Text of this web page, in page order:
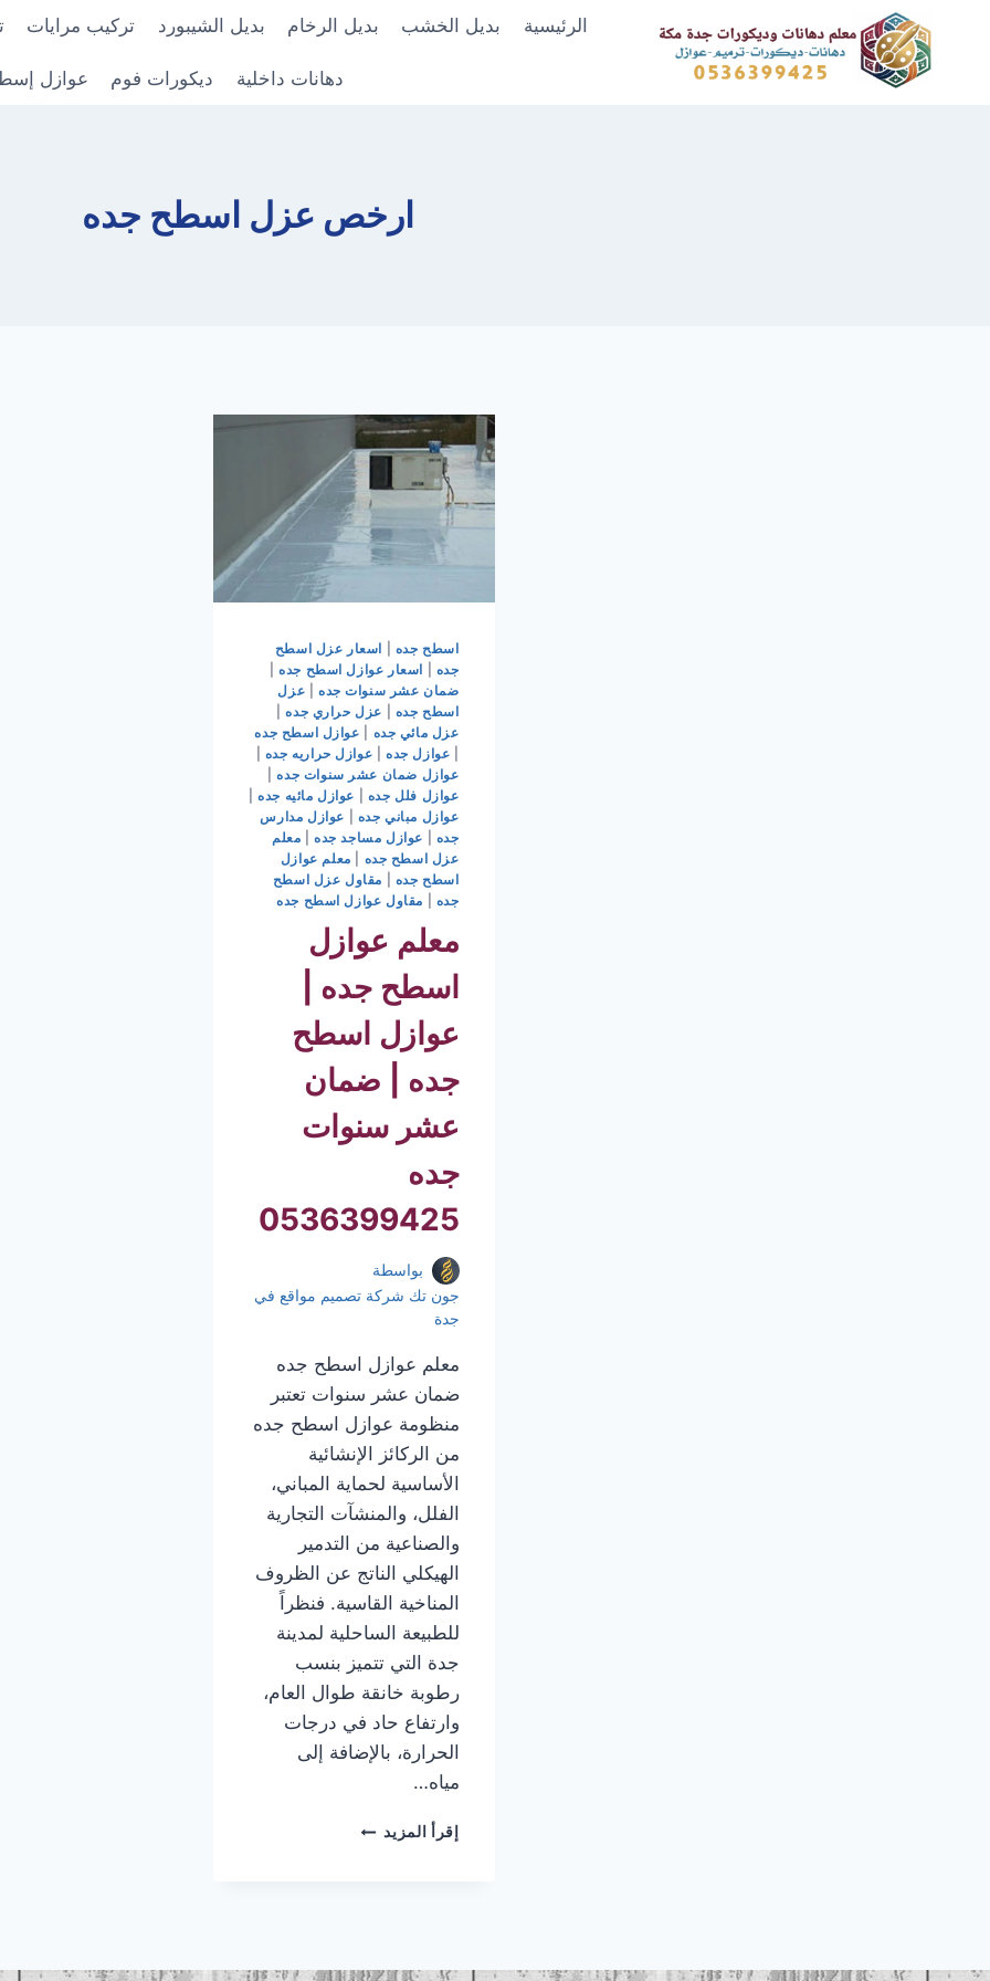
المحتوى
الرئيسية بديل الخشب بديل الرخام بديل الشيبورد تركيب مرايات
دهانات داخلية ديكورات فوم عوازل
ارخص عزل اسطح جده
اسطح جده
اسعار عزل اسطح
جده
اسعار عوازل اسطح جده|
ضمان عشر سنوات جده
عزل
اسطح جده
عزل حراري جده|
عزل مائي جده
عوازل اسطح جده
عوازل جده| عوازل حراريه جده
عوازل ضمان عشر سنوات جده|
عوازل فلل جده
عوازل مائيه جده|
عوازل مباني جده
عوازل مدارس
جده
عوازل مساجد جده| معلم
عزل اسطح جده
معلم عوازل
اسطح جده
مقاول عزل اسطح
جده
مقاول عوازل اسطح جده
معلم عوازل
اسطح جده |
عوازل اسطح
جده | ضمان
عشر سنوات
جده
0536399425
بواسطة
جون تك شركة تصميم مواقع في
جدة
معلم عوازل اسطح جده
ضمان عشر سنوات تعتبر
منظومة عوازل اسطح جده
من الركائز الإنشائية
الأساسية لحماية المباني،
الفلل، والمنشآت التجارية
والصناعية من التدمير
الهيكلي الناتج عن الظروف
المناخية القاسية. فنظراً
للطبيعة الساحلية لمدينة
جدة التي تتميز بنسب
رطوبة خانقة طوال العام،
وارتفاع حاد في درجات
الحرارة، بالإضافة إلى
مياه…
إقرأ المزيد معلم
اسطح